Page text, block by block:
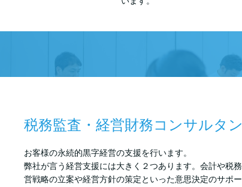
税務監査・経営財務コンサルタ
お客様の永続的黒字経営の支援を行います。
弊社が言う経営支援には大きく２つあります。会計や税
営戦略の立案や経営方針の策定といった意思決定のサポー